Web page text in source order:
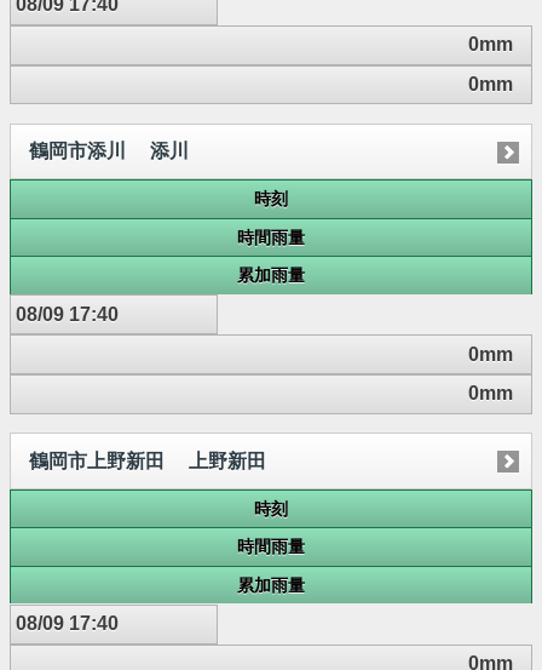
08/09 17:40
0mm
0mm
鶴岡市添川 添川
時刻
時間雨量
累加雨量
08/09 17:40
0mm
0mm
鶴岡市上野新田 上野新田
時刻
時間雨量
累加雨量
08/09 17:40
0mm